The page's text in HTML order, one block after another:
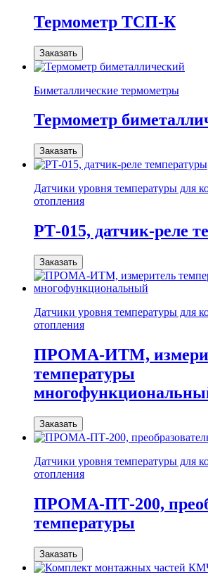
Термометр ТСП-К
Заказать
Биметаллические термометры
Термометр
Заказать
Датчики уровня температуры для
отопления
РТ-015, датчик-реле
Заказать
Датчики уровня температуры для
отопления
ПРОМА-ИТМ,
температуры
Заказать
Датчики уровня температуры для
отопления
ПРОМА-ПТ-200,
температуры
Заказать